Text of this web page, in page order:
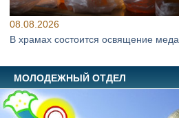
08.08.2026
В храмах состоится освящение меда
МОЛОДЕЖНЫЙ ОТДЕЛ